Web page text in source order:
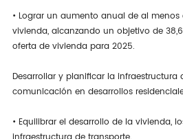
• Lograr un aumento anual de al menos
vivienda, alcanzando un objetivo de
oferta de vivienda para 2025.
Desarrollar y planificar la infraestructura
comunicación en desarrollos
• Equilibrar el desarrollo de la vivienda,